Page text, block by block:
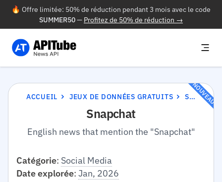
🔥 Offre limitée: 50% de réduction pendant 3 mois avec le code
SUMMER50— Profitez de 50% de réduction →
ACCUEIL JEUX DE DONNÉES GRATUITS SNAPCHAT
Snapchat
English news that mention the "Snapchat"
NOUVEAU
Catégorie: Social Media
Date explorée: Jan, 2026